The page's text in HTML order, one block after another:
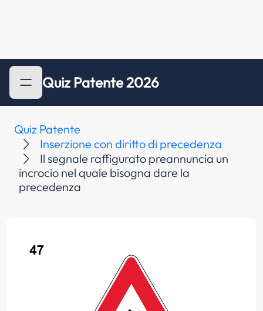
Quiz Patente 2026
Quiz Patente
Inserzione con diritto di precedenza
Il segnale raffigurato preannuncia un
incrocio nel quale bisogna dare la
precedenza